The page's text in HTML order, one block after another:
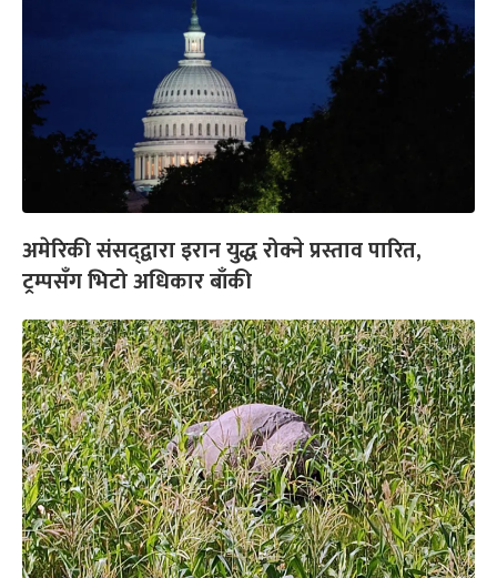
अमेरिकी संसद्‌द्वारा इरान युद्ध रोक्ने प्रस्ताव पारित,
ट्रम्पसँग भिटो अधिकार बाँकी